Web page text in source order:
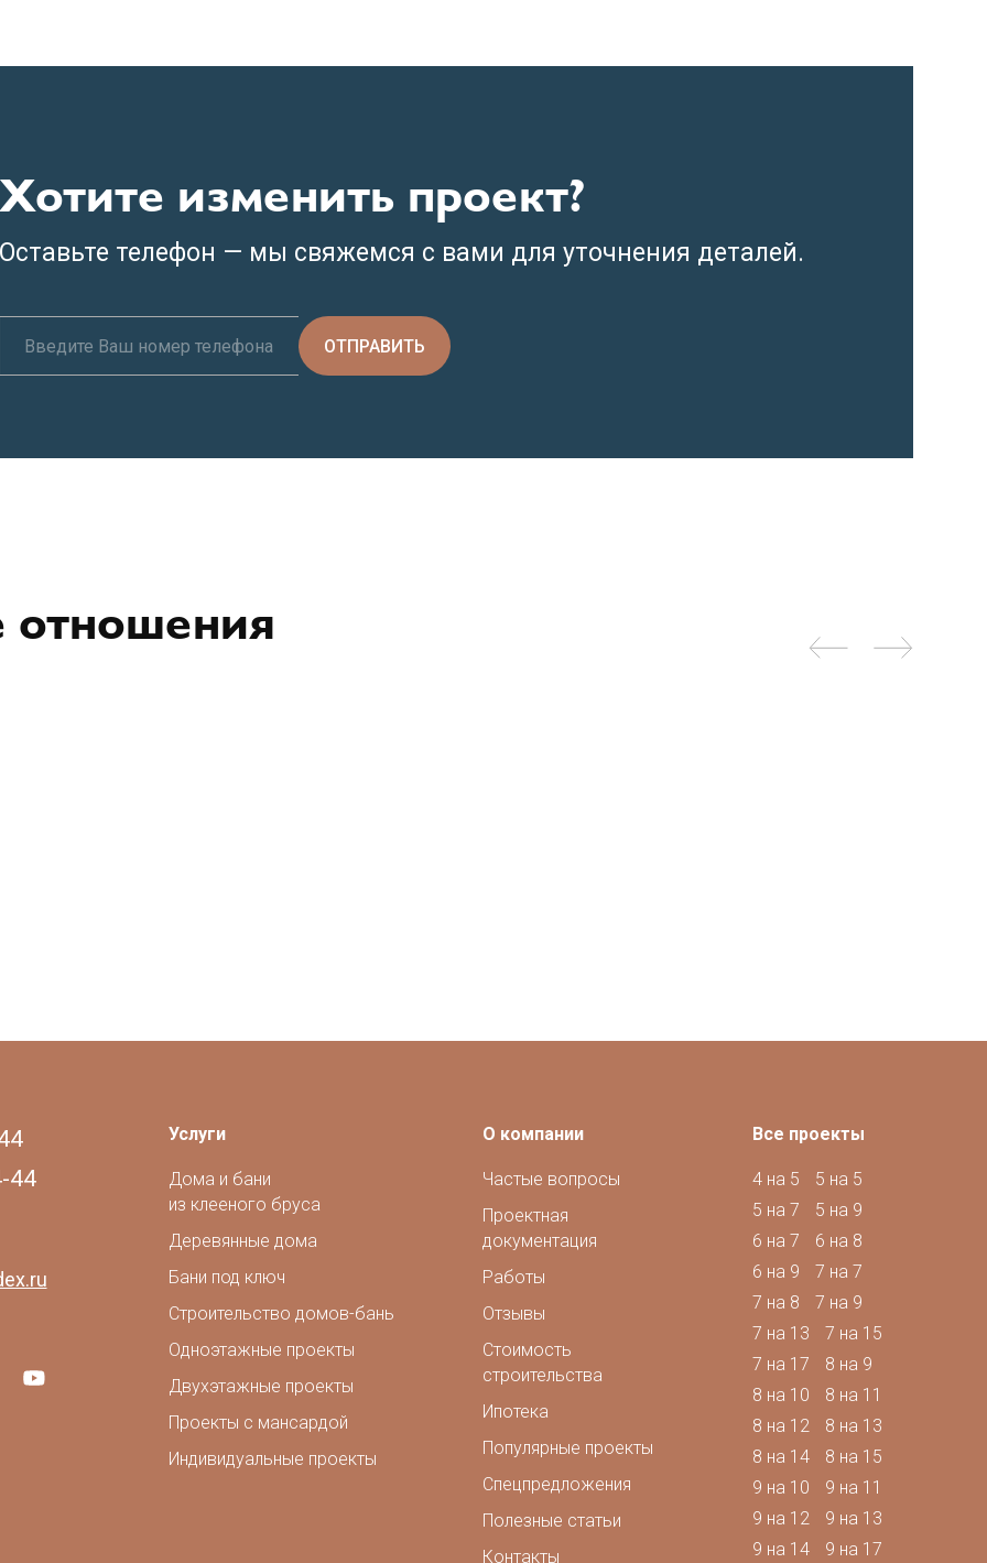
Хотите изменить проект?
Оставьте телефон — мы свяжемся с вами для уточнения деталей.
ОТПРАВИТЬ
отношения
44
Услуги
Дома и бани
из клееного бруса
Деревянные дома
Бани под ключ
Строительство домов-бань
Одноэтажные проекты
Двухэтажные проекты
Проекты с мансардой
Индивидуальные проекты
О компании
Частые вопросы
Проектная
документация
Работы
Отзывы
Стоимость
строительства
Ипотека
Популярные проекты
Спецпредложения
Полезные статьи
Контакты
Все проекты
4 на 5
5 на 5
5 на 7
5 на 9
6 на 7
6 на 8
6 на 9
7 на 7
7 на 8
7 на 9
7 на 13
7 на 15
7 на 17
8 на 9
8 на 10
8 на 11
8 на 12
8 на 13
8 на 14
8 на 15
9 на 10
9 на 11
9 на 12
9 на 13
9 на 14
9 на 17